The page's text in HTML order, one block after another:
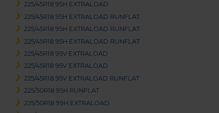
225/45R18 95H EXTRALOAD
225/45R18 95H EXTRALOAD RUNFLAT
225/45R18 95H EXTRALOAD RUNFLAT
225/45R18 95H EXTRALOAD RUNFLAT
225/45R18 95V EXTRALOAD
225/45R18 95V EXTRALOAD
225/45R18 95V EXTRALOAD RUNFLAT
225/50R18 95H RUNFLAT
225/50R18 99H EXTRALOAD